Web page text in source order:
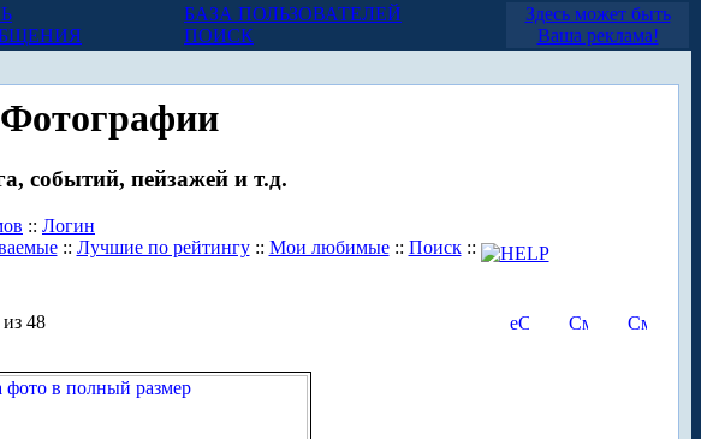
БАЗА ПОЛЬЗОВАТЕЛЕЙ
ПОИСК
Здесь может быть
Ваша реклама!
событий, пейзажей и т.д.
:: Логин
:: Лучшие по рейтингу:: Мои любимые:: Поиск::
48